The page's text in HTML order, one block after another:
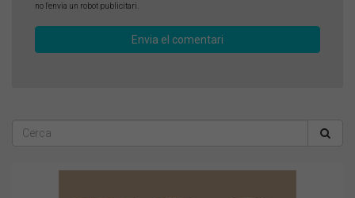
no l'envia un robot publicitari.